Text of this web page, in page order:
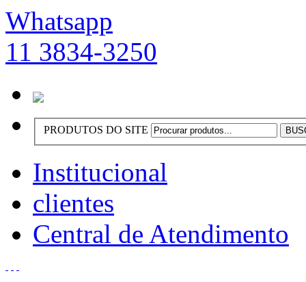
Whatsapp
11 3834-3250
PRODUTOS DO SITE
Institucional
clientes
Central de Atendimento